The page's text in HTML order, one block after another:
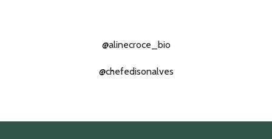
@alinecroce_bio
@chefedisonalves